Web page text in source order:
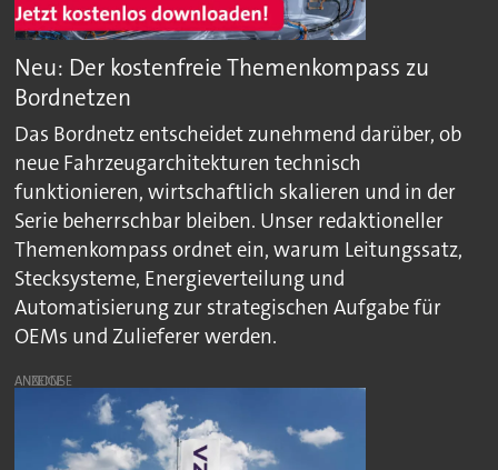
Neu: Der kostenfreie Themenkompass zu
Bordnetzen
Das Bordnetz entscheidet zunehmend darüber, ob
neue Fahrzeugarchitekturen technisch
funktionieren, wirtschaftlich skalieren und in der
Serie beherrschbar bleiben. Unser redaktioneller
Themenkompass ordnet ein, warum Leitungssatz,
Stecksysteme, Energieverteilung und
Automatisierung zur strategischen Aufgabe für
OEMs und Zulieferer werden.
ANZEIGE